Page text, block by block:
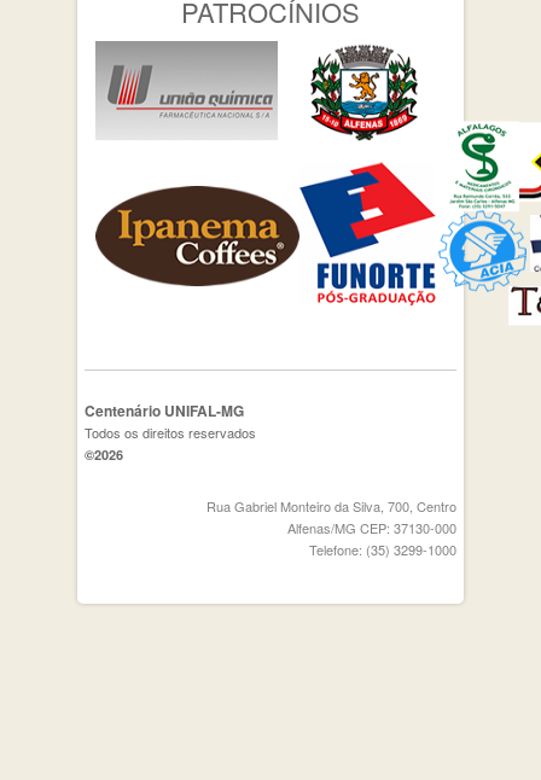
PATROCÍNIOS
Centenário UNIFAL-MG
Todos os direitos reservados
©2026
Rua Gabriel Monteiro da Silva, 700, Centro
Alfenas/MG CEP: 37130-000
Telefone: (35) 3299-1000